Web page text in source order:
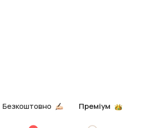
Безкоштовно Преміум